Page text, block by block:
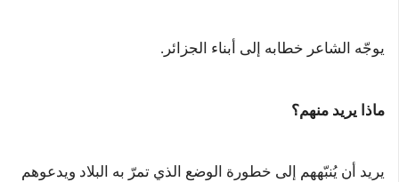
يوجّه الشاعر خطابه إلى أبناء الجزائر.
ماذا يريد منهم؟
يريد أن يُنبّههم إلى خطورة الوضع الذي تمرّ به البلاد ويدعوهم